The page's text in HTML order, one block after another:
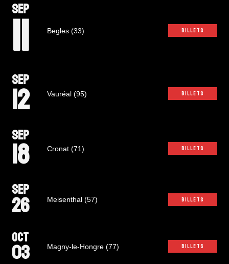
SEP
11 Begles (33) BILLETS
SEP
12 Vauréal (95) BILLETS
SEP
18 Cronat (71) BILLETS
SEP
26 Meisenthal (57) BILLETS
OCT
03 Magny-le-Hongre (77) BILLETS